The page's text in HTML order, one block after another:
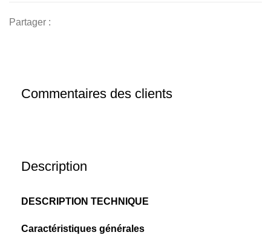
Partager :
Description
DESCRIPTION TECHNIQUE
Caractéristiques générales
Commentaires des clients